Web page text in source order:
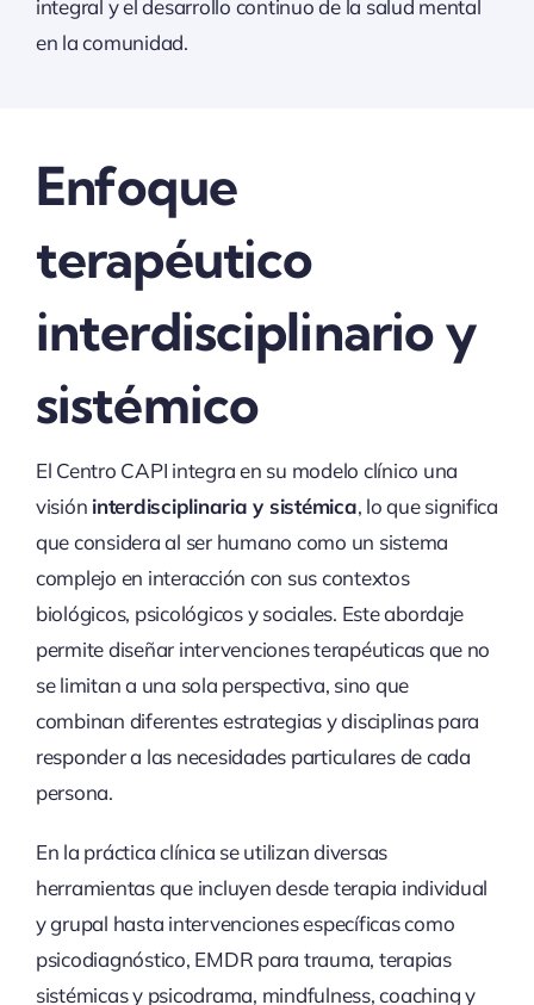
integral y el desarrollo continuo de la salud mental
en la comunidad.
Enfoque
terapéutico
interdisciplinario y
sistémico
El Centro CAPI integra en su modelo clínico una
visión interdisciplinaria y sistémica, lo que significa
que considera al ser humano como un sistema
complejo en interacción con sus contextos
biológicos, psicológicos y sociales. Este abordaje
permite diseñar intervenciones terapéuticas que no
se limitan a una sola perspectiva, sino que
combinan diferentes estrategias y disciplinas para
responder a las necesidades particulares de cada
persona.
En la práctica clínica se utilizan diversas
herramientas que incluyen desde terapia individual
y grupal hasta intervenciones específicas como
psicodiagnóstico, EMDR para trauma, terapias
sistémicas y psicodrama, mindfulness, coaching y